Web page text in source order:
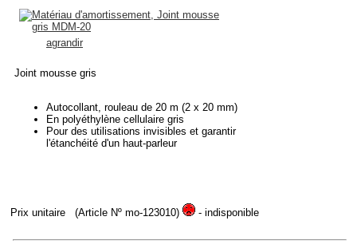
agrandir
Joint mousse gris
Autocollant, rouleau de 20 m (2 x 20 mm)
En polyéthylène cellulaire gris
Pour des utilisations invisibles et garantir
l'étanchéité d'un haut-parleur
Prix unitaire (Article Nº mo-123010) - indisponible